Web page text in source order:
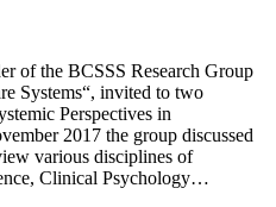
of the BCSSS Research Group
Systems“, invited to two
Perspectives in
2017 the group discussed
various disciplines of
Clinical Psychology…